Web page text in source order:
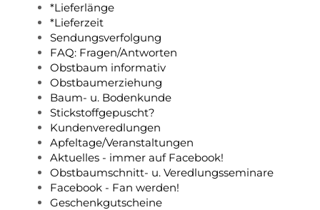
*Lieferlänge
*Lieferzeit
Sendungsverfolgung
FAQ: Fragen/Antworten
Obstbaum informativ
Obstbaumerziehung
Baum- u. Bodenkunde
Stickstoffgepuscht?
Kundenveredlungen
Apfeltage/Veranstaltungen
Aktuelles - immer auf Facebook!
Obstbaumschnitt- u. Veredlungsseminare
Facebook - Fan werden!
Geschenkgutscheine